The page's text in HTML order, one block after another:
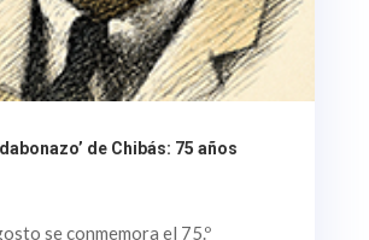
de Chibás: 75 años
se conmemora el 75.º